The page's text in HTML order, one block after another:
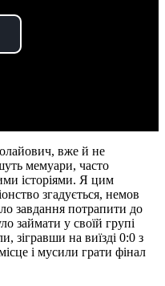
вже й не
мемуари, часто
історіями. Я цим
згадується, немов
завдання потрапити до
займати у своїй групі
зігравши на виїзді 0:0 з
і мусили грати фінал